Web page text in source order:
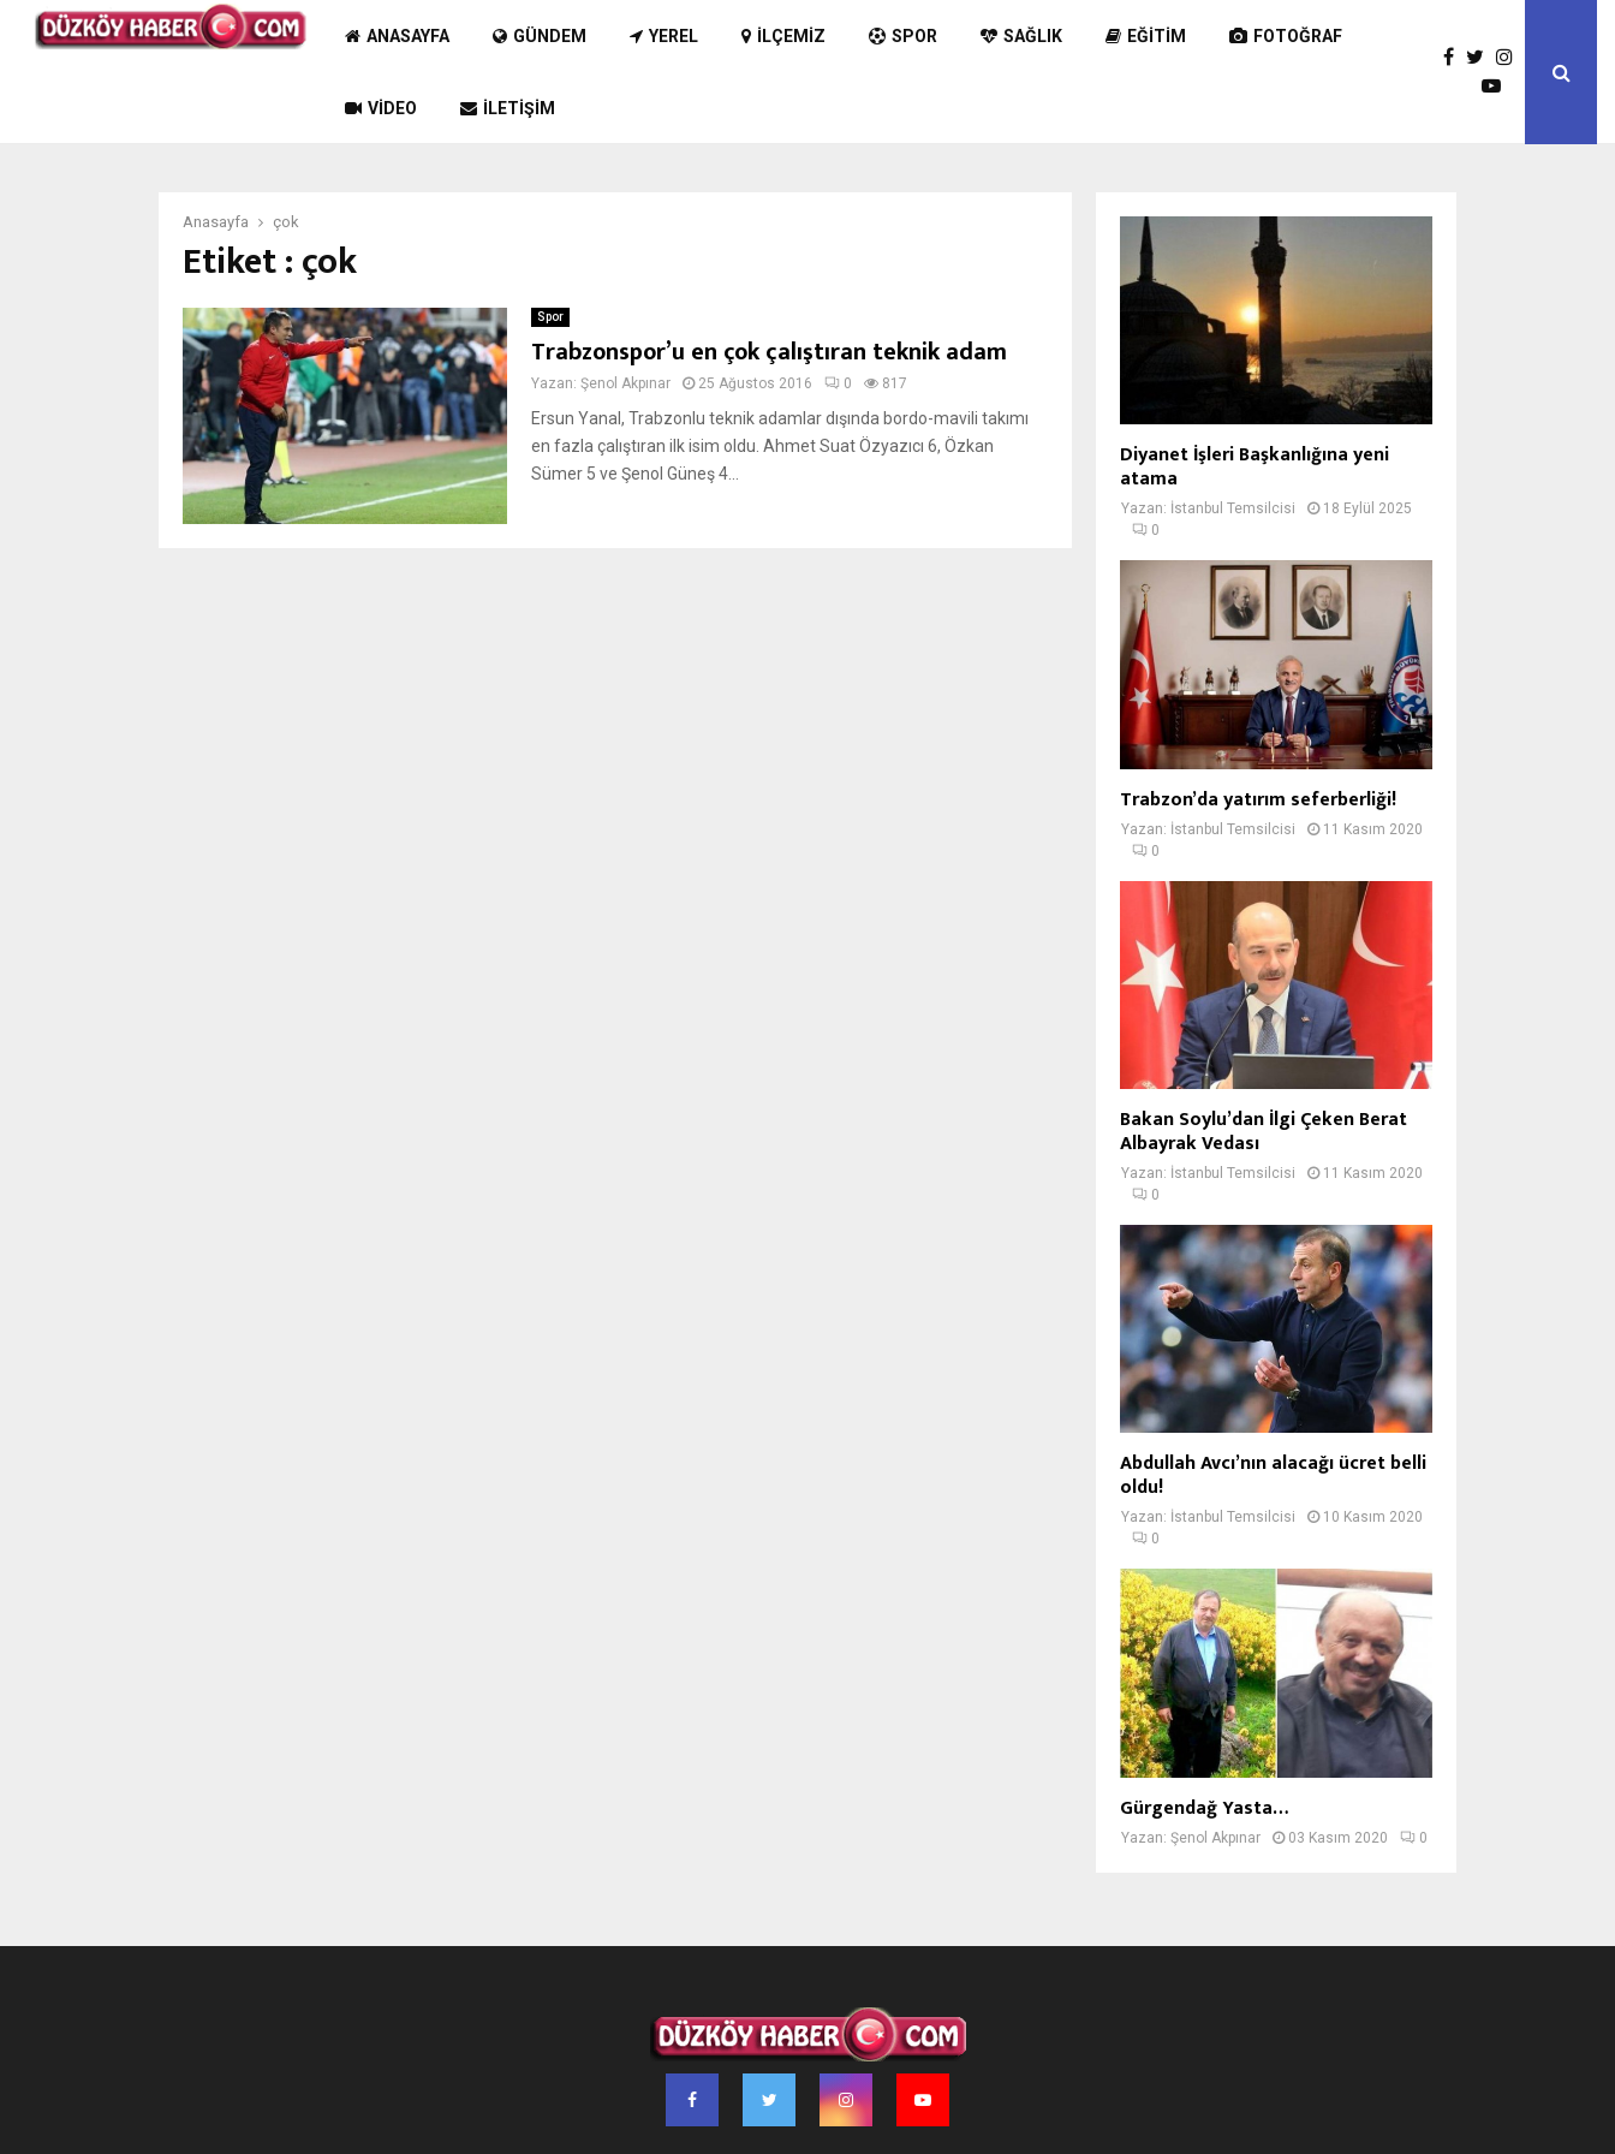
ANASAYFA GÜNDEM YEREL İLÇEMIZ SPOR SAĞLIK EĞITIM FOTOĞRAF
VIDEO İLETIŞIM
Anasayfa çok
Etiket : çok
Spor
Trabzonspor’u en çok çalıştıran teknik adam
Yazan: Şenol Akpınar 25 Ağustos 2016 0 817
Ersun Yanal, Trabzonlu teknik adamlar dışında bordo-mavili takımı
en fazla çalıştıran ilk isim oldu. Ahmet Suat Özyazıcı 6, Özkan
Sümer 5 ve Şenol Güneş 4...
Diyanet İşleri Başkanlığına yeni
atama
Yazan: İstanbul Temsilcisi
18 Eylül 2025
0
Trabzon’da yatırım seferberliği!
Yazan: İstanbul Temsilcisi
11 Kasım 2020
0
Bakan Soylu’dan İlgi Çeken Berat
Albayrak Vedası
Yazan: İstanbul Temsilcisi
11 Kasım 2020
0
Abdullah Avcı’nın alacağı ücret belli
oldu!
Yazan: İstanbul Temsilcisi
10 Kasım 2020
0
Gürgendağ Yasta…
Yazan: Şenol Akpınar 03 Kasım 2020 0